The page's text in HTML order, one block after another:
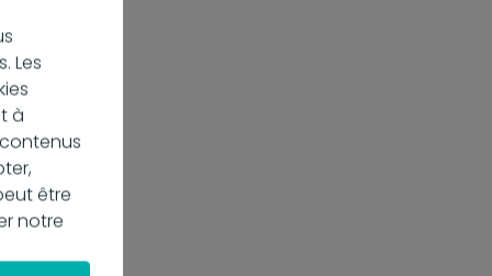
Les
à
être
notre